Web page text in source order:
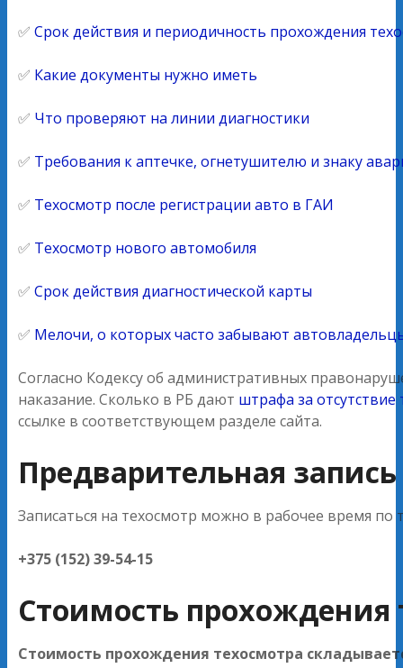
✅ Срок действия и периодичность прохождения
✅ Какие документы нужно иметь
✅ Что проверяют на линии диагностики
✅ Требования к аптечке, огнетушителю и знаку
✅ Техосмотр после регистрации авто в ГАИ
✅ Техосмотр нового автомобиля
✅ Срок действия диагностической карты
✅ Мелочи, о которых часто забывают
Согласно Кодексу об административных
наказание. Сколько в РБ дают штрафа за отсутствие
ссылке в соответствующем разделе сайта.
Предварительная
Записаться на техосмотр можно в рабочее время по
+375 (152) 39-54-15
Стоимость прохождения
Стоимость прохождения техосмотра